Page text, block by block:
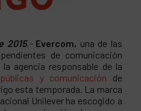
2015.- Evercom, una de las
de comunicación
agencia responsable de la
y comunicación de
esta temporada. La marca
Unilever ha escogido a